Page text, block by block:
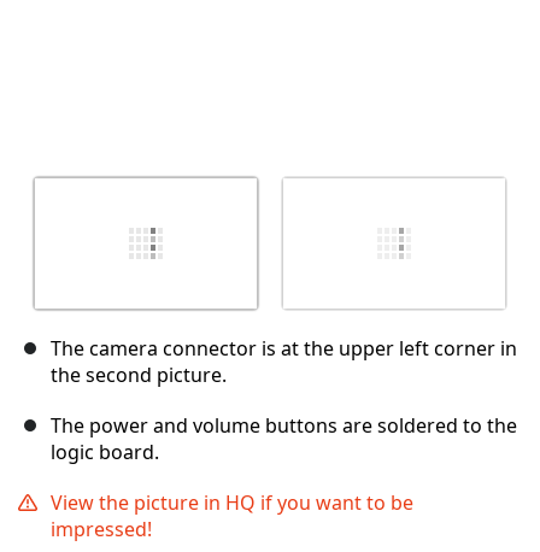
The camera connector is at the upper left corner in
the second picture.
The power and volume buttons are soldered to the
logic board.
View the picture in HQ if you want to be
impressed!